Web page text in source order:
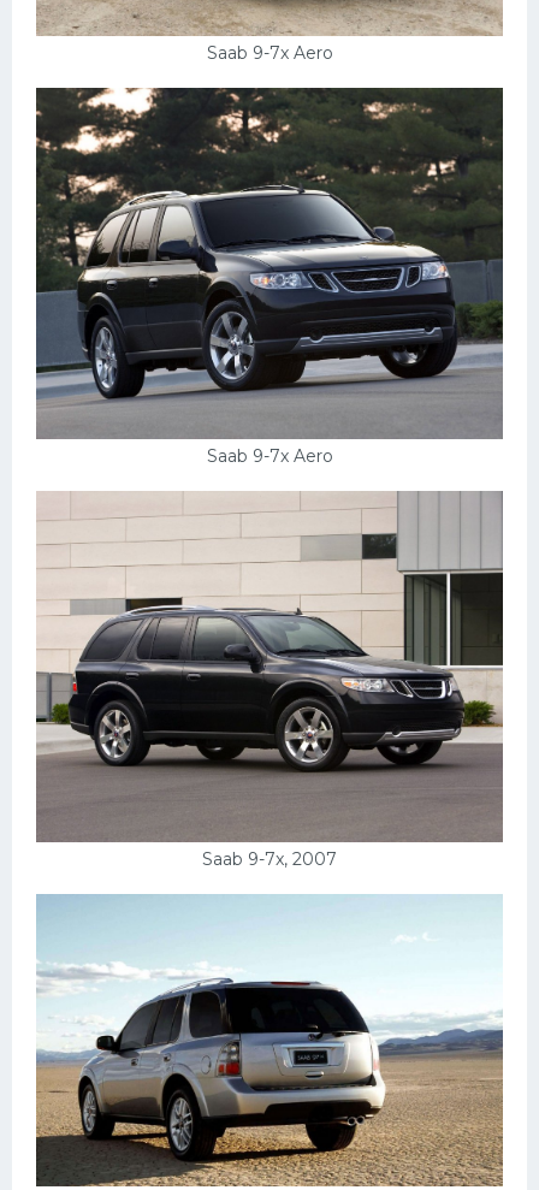
Saab 9-7x Aero
Saab 9-7x Aero
Saab 9-7x, 2007
МАЗ
Мерседес
Фольксваген
Лексус
Дэу
Скания
Форд
Черри
Джили
Инфинити
Ситроен
Субару
Опель
Митсубиси
Киа
Крайслер
Порше
Самолеты
Корабли
Комплектующие